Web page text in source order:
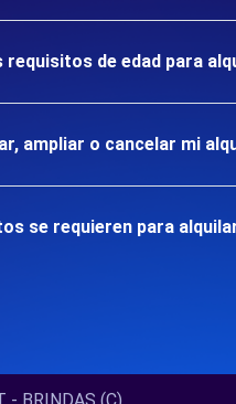
requisitos de edad para
ampliar o cancelar mi
se requieren para